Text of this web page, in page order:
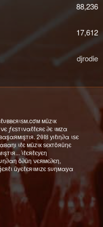
88,236
17,612
djrodie
мüzιк
ƒєѕтιναℓℓєяє ∂є ιмzα
2θΙȣ уıℓıη∂α ιѕє
ιℓє мüzιк ѕєктöяüηє
ι̇ℓєяℓєуєη
ö∂üη νєямє∂єη,
üуєℓєяιмιzє ѕυηмαуα